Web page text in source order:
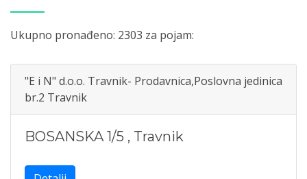
Ukupno pronađeno: 2303 za pojam:
"E i N" d.o.o. Travnik- Prodavnica,Poslovna jedinica
br.2 Travnik
BOSANSKA 1/5 , Travnik